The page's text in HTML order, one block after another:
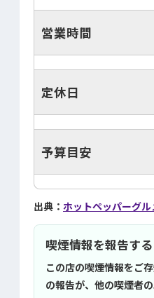
営業時間
定休日
予算目安
出典： ホットペッパーグル
喫煙情報を報告する
この店の喫煙情報をご
の報告が、他の喫煙者の